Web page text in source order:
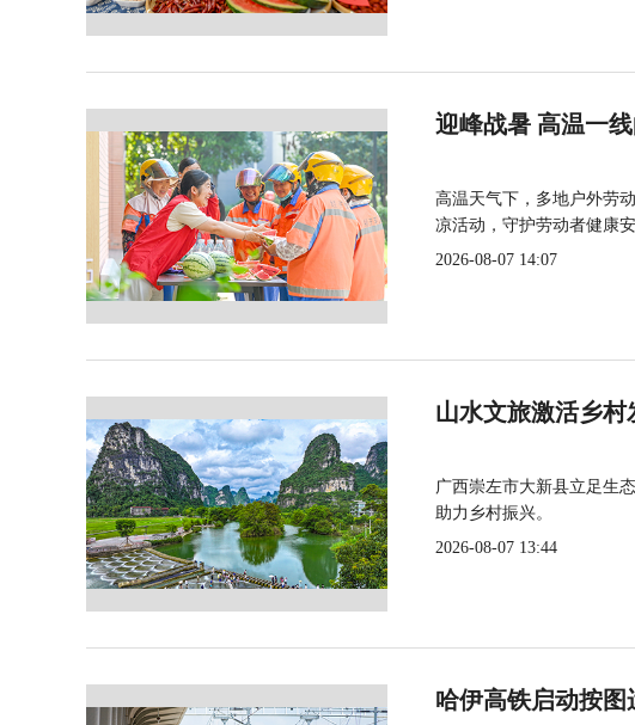
迎峰战暑 高温一
高温天气下，多地户外劳
凉活动，守护劳动者健康安
2026-08-07 14:07
山水文旅激活乡村
广西崇左市大新县立足生
助力乡村振兴。
2026-08-07 13:44
哈伊高铁启动按图